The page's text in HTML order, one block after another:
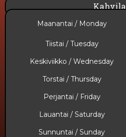
Kahvila
Maanantai / Monday
Tiistai / Tuesday
Keskiviikko / Wednesday
Torstai / Thursday
Perjantai / Friday
Lauantai / Saturday
Sunnuntai​ / Sunday